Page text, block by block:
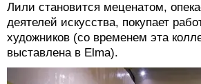
Лили становится меценатом,
деятелей искусства, покупает
художников (со временем эта
выставлена в Elma).